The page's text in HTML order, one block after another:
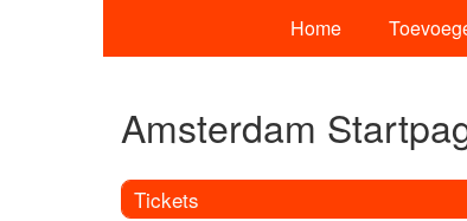
Home
Amsterdam
Tickets